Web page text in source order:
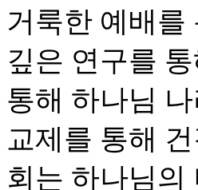
거룩한 예배를
깊은 연구를
통해 하나님
교제를 통해
회는 하나님의